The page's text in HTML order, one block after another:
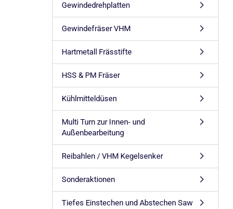
Gewindedrehplatten
Gewindefräser VHM
Hartmetall Frässtifte
HSS & PM Fräser
Kühlmitteldüsen
Multi Turn zur Innen- und
Außenbearbeitung
Reibahlen / VHM Kegelsenker
Sonderaktionen
Tiefes Einstechen und Abstechen Saw